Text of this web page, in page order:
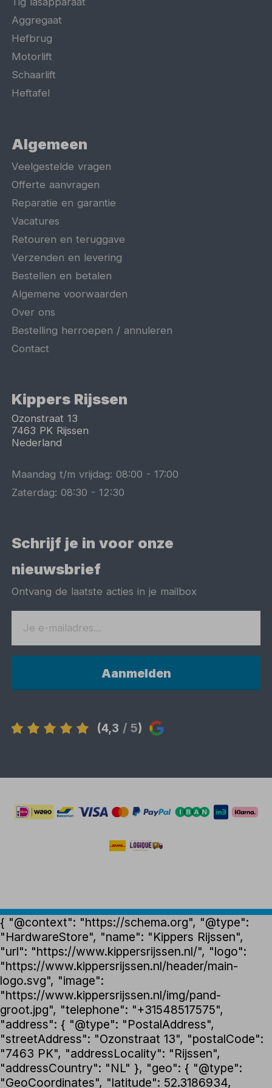
Aggregaat
Hefbrug
Motorlift
Schaarlift
Heftafel
Algemeen
Veelgestelde vragen
Offerte aanvragen
Reparatie en garantie
Vacatures
Retouren en teruggave
Verzenden en levering
Bestellen en betalen
Algemene voorwaarden
Over ons
Bestelling herroepen / annuleren
Contact
Kippers Rijssen
Ozonstraat 13
7463 PK Rijssen
Nederland
Maandag t/m vrijdag:08:00 -17:00
Zaterdag:08:30 -12:30
Schrijf je in voor onze
nieuwsbrief
Ontvang de laatste acties in je mailbox
Aanmelden
(4,3 / 5)
{ "@context": "https://schema.org", "@type":
"HardwareStore", "name": "Kippers Rijssen",
"url": "https://www.kippersrijssen.nl/", "logo":
"https://www.kippersrijssen.nl/header/main-
logo.svg", "image":
"https://www.kippersrijssen.nl/img/pand-
groot.jpg", "telephone": "+31548517575",
"address": { "@type": "PostalAddress",
"streetAddress": "Ozonstraat 13", "postalCode":
"7463 PK", "addressLocality": "Rijssen",
"addressCountry": "NL" }, "geo": { "@type":
"GeoCoordinates", "latitude": 52.3186934,